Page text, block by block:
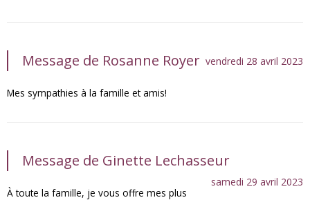
Message de Rosanne Royer vendredi 28 avril 2023
Mes sympathies à la famille et amis!
Message de Ginette Lechasseur
samedi 29 avril 2023
À toute la famille, je vous offre mes plus